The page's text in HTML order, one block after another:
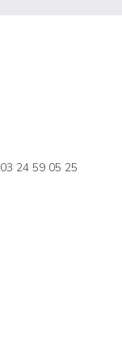
03 24 59 05 25